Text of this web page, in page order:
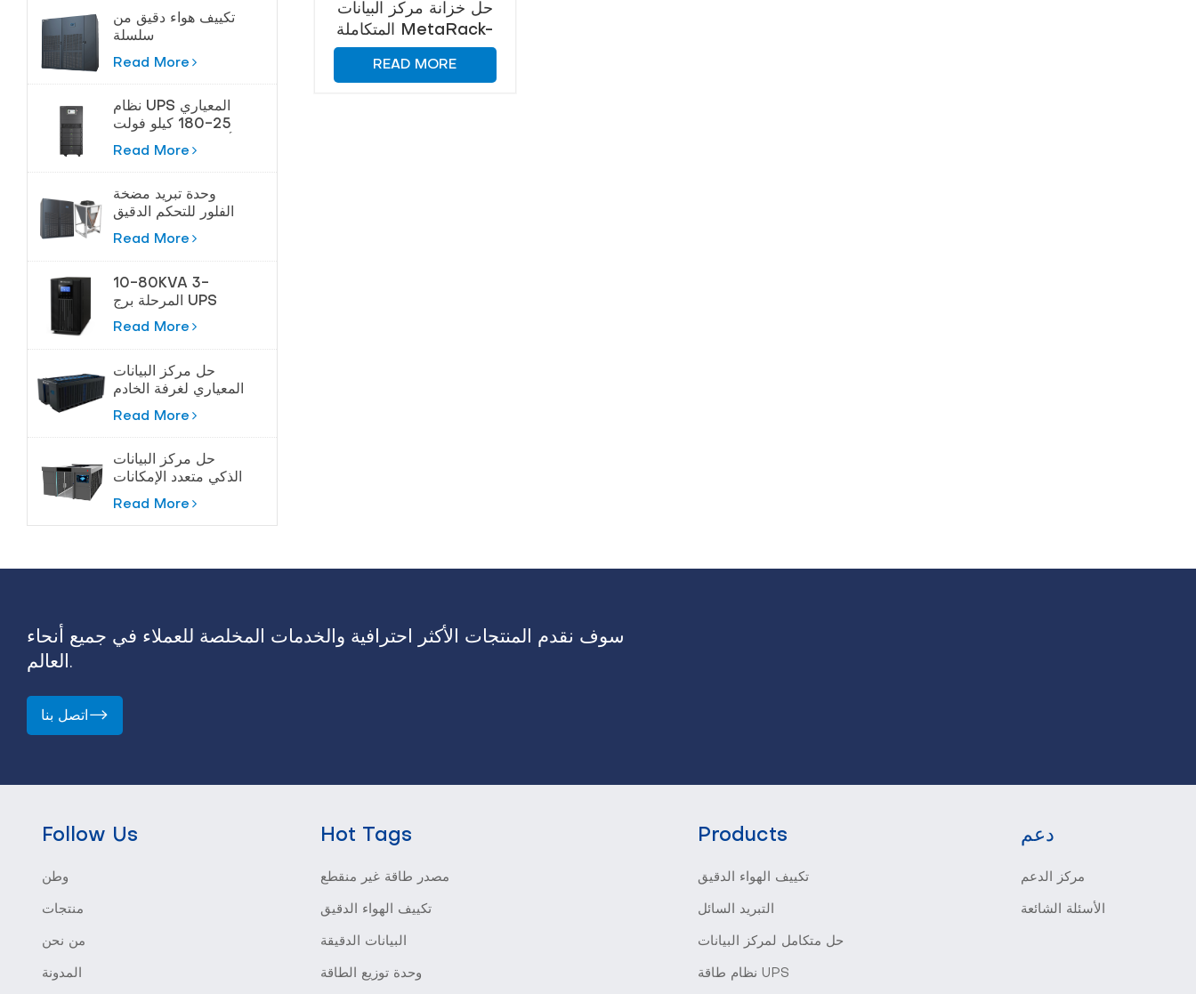
تكييف هواء دقيق من
سلسلة
Cybermaster 20-
Read More
نظام UPS المعياري
25-180 كيلو فولت
أمبير لمراكز البيانات
Read More
وحدة تبريد مضخة
الفلور للتحكم الدقيق
في درجة الحرارة
Read More
10-80KVA 3-
المرحلة برج UPS
لحماية عالية الطاقة
Read More
حل مركز البيانات
المعياري لغرفة الخادم
Read More
حل مركز البيانات
الذكي متعدد الإمكانات
Read More
حل خزانة مركز البيانات
المتكاملة MetaRack-
Micro
READ MORE
سوف نقدم المنتجات الأكثر احترافية والخدمات المخلصة للعملاء في جميع أنحاء
العالم.
اتصل بنا
Follow Us
وطن
منتجات
من نحن
المدونة
Hot Tags
مصدر طاقة غير منقطع
تكييف الهواء الدقيق
البيانات الدقيقة
وحدة توزيع الطاقة
Products
تكييف الهواء الدقيق
التبريد السائل
حل متكامل لمركز البيانات
نظام طاقة UPS
دعم
مركز الدعم
الأسئلة الشائعة